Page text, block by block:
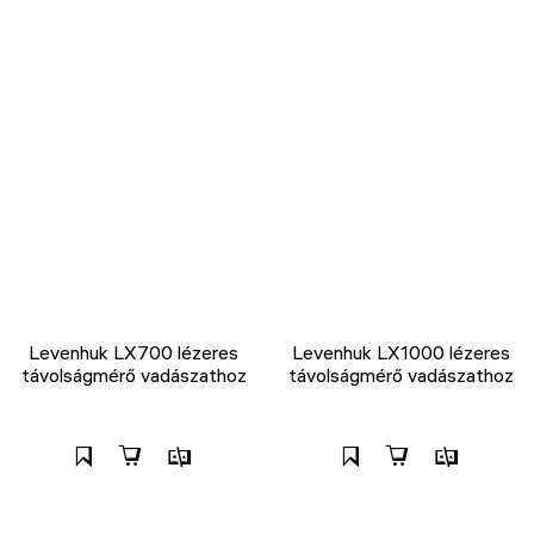
Levenhuk LX700 lézeres
távolságmérő vadászathoz
Levenhuk LX1000 lézeres
távolságmérő vadászathoz